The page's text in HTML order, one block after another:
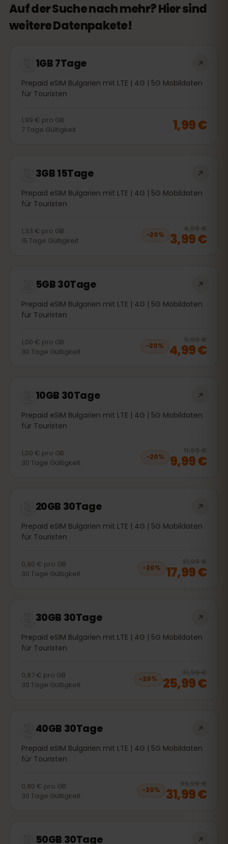
Auf der Suche nach mehr? Hier sind
weitere Datenpakete!
1GB 7Tage
Prepaid eSIM Bulgarien mit LTE | 4G | 5G Mobildaten
für Touristen
1,99 € pro GB
7Tage Gültigkeit 1,99 €
3GB 15Tage
Prepaid eSIM Bulgarien mit LTE | 4G | 5G Mobildaten
für Touristen
1,33 € pro GB
15 Tage Gültigkeit
−20%
4,99 €
3,99 €
5GB 30Tage
Prepaid eSIM Bulgarien mit LTE | 4G | 5G Mobildaten
für Touristen
1,00 € pro GB
30 Tage Gültigkeit
−20%
5,99 €
4,99 €
10GB 30Tage
Prepaid eSIM Bulgarien mit LTE | 4G | 5G Mobildaten
für Touristen
1,00 € pro GB
30 Tage Gültigkeit
−20%
11,99 €
9,99 €
20GB 30Tage
Prepaid eSIM Bulgarien mit LTE | 4G | 5G Mobildaten
für Touristen
0,90 € pro GB
30 Tage Gültigkeit
−20%
21,99 €
17,99 €
30GB 30Tage
Prepaid eSIM Bulgarien mit LTE | 4G | 5G Mobildaten
für Touristen
0,87 € pro GB
30 Tage Gültigkeit
−20%
31,99 €
25,99 €
40GB 30Tage
Prepaid eSIM Bulgarien mit LTE | 4G | 5G Mobildaten
für Touristen
0,80 € pro GB
30 Tage Gültigkeit
−20%
39,99 €
31,99 €
50GB 30Tage